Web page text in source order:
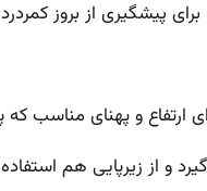
پیشگیری از بروز
ارتفاع و پهنای مناسب
و از زیرپایی هم